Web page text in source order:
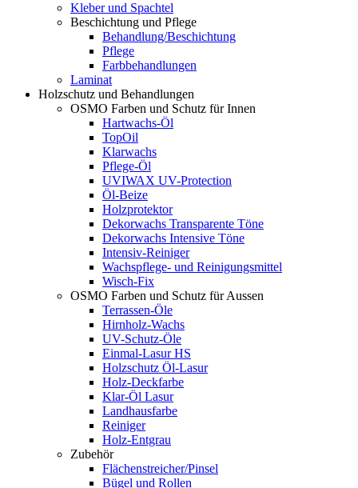
Kleber und Spachtel
Beschichtung und Pflege
Behandlung/Beschichtung
Pflege
Farbbehandlungen
Laminat
Holzschutz und Behandlungen
OSMO Farben und Schutz für Innen
Hartwachs-Öl
TopOil
Klarwachs
Pflege-Öl
UVIWAX UV-Protection
Öl-Beize
Holzprotektor
Dekorwachs Transparente Töne
Dekorwachs Intensive Töne
Intensiv-Reiniger
Wachspflege- und Reinigungsmittel
Wisch-Fix
OSMO Farben und Schutz für Aussen
Terrassen-Öle
Hirnholz-Wachs
UV-Schutz-Öle
Einmal-Lasur HS
Holzschutz Öl-Lasur
Holz-Deckfarbe
Klar-Öl Lasur
Landhausfarbe
Reiniger
Holz-Entgrau
Zubehör
Flächenstreicher/Pinsel
Bügel und Rollen